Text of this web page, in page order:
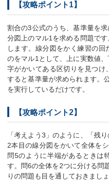
【攻略ポイント1】
割合の3公式のうち、基準量を
分図上のマル1を求める問題で
します。線分図をかく練習の
のをマル1として、上に実数値
字がかいてある区切りを見つけ
すると基準量が求められます。
を実行しているだけです。
【攻略ポイント2】
「考えよう3」のように、「残
2本目の線分図をかいて全体を
問5のように半端があるときは
す。問6の全体を2つに分ける問
りの問題も目を通しておきましょ